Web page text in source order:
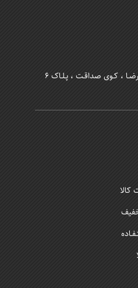
، کـوی صداقـت ، پـلـاک 6